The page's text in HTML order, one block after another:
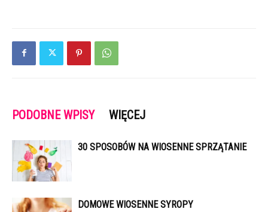
PODOBNE WPISY WIĘCEJ
30 SPOSOBÓW NA WIOSENNE SPRZĄTANIE
DOMOWE WIOSENNE SYROPY